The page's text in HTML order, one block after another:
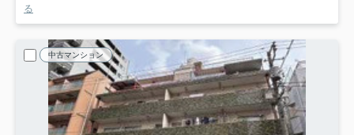
る
中古マンション